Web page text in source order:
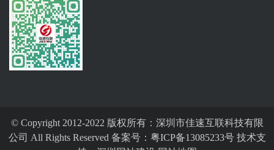
© Copyright 2012-2022 版权所有：深圳市佳速互联科技有限
公司 All Rights Reserved 备案号： 粤ICP备13085233号技术支